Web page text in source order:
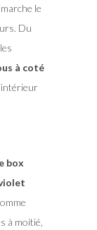
le
Du
à coté
box
à moitié,